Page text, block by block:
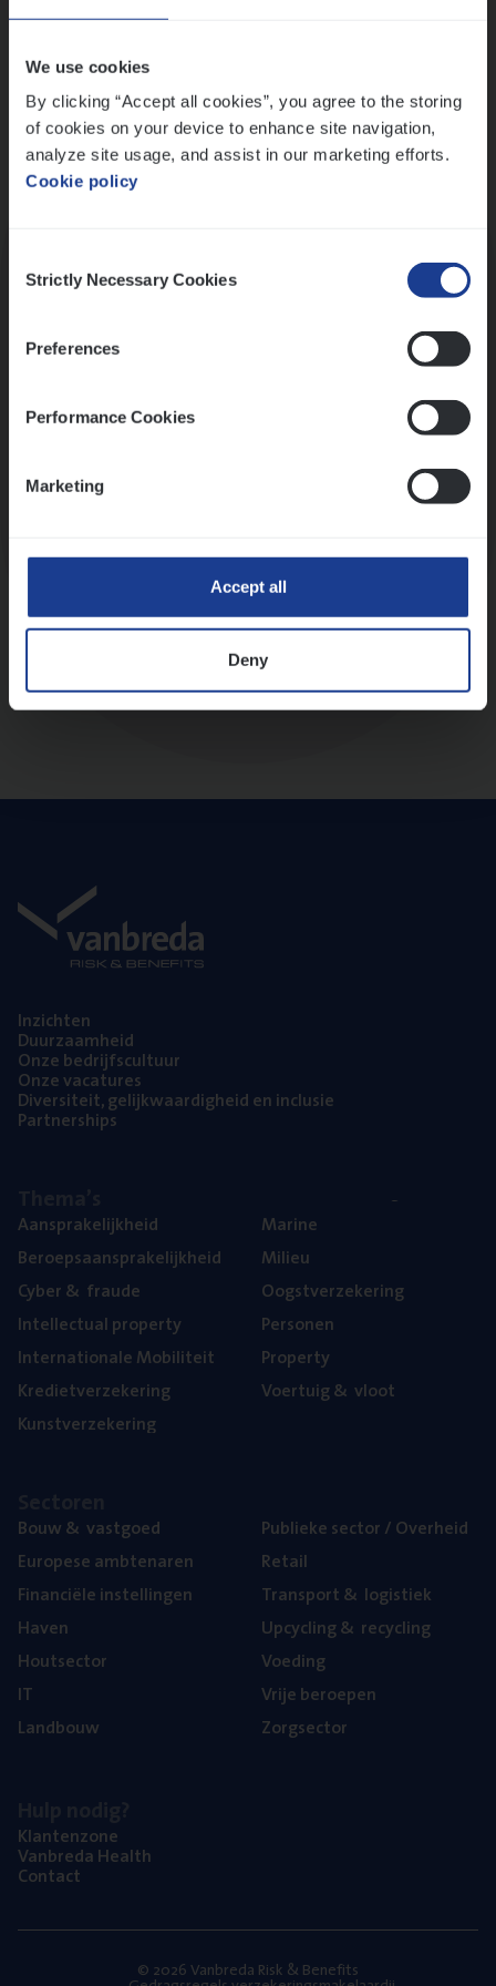
We use cookies
By clicking “Accept all cookies”, you agree to the storing
of cookies on your device to enhance site navigation,
analyze site usage, and assist in our marketing efforts.
Cookie policy
Selection
Strictly Necessary Cookies
Preferences
Performance Cookies
Marketing
Accept all
Deny
Inzich­ten
Duur­zaam­heid
Onze bedrijfs­cul­tuur
Onze vaca­tu­res
Diver­si­teit, gelijk­waar­dig­heid en inclusie
Part­ner­ships
Aan­spra­ke­lijk­heid
Beroeps­aan­spra­ke­lijk­heid
Cyber& fraude
Intel­lec­tu­al property
Inter­na­ti­o­na­le Mobiliteit
Kre­diet­ver­ze­ke­ring
Kunst­ver­ze­ke­ring
Mari­ne
Mili­eu
Oogst­ver­ze­ke­ring
Per­so­nen
Pro­per­ty
Voer­tuig& vloot
Bouw& vastgoed
Euro­pe­se ambtenaren
Finan­ci­ë­le instellingen
Haven
Hout­sec­tor
IT
Land­bouw
Publie­ke sec­tor / Overheid
Retail
Trans­port& logistiek
Upcy­cling& recycling
Voe­ding
Vrije beroe­pen
Zorg­sec­tor
Klan­ten­zo­ne
Van­b­re­da Health
Con­tact
© 2026 Vanbreda Risk & Benefits